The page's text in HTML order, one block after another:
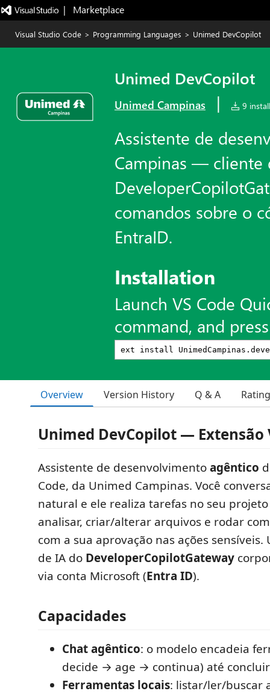
|   Marketplace
Visual Studio Code > Programming Languages > Unimed DevCopilot
Unimed DevCopilot
Unimed Campinas | 9
Assistente de
Campinas — cliente
comandos sobre o
EntraID.
Installation
Launch VS Code
command, and
Overview Version History Q & A
Unimed DevCopilot — Extensão
Assistente de desenvolvimentoagêntico
Code, da Unimed Campinas. Você
natural e ele realiza tarefas no seu
analisar, criar/alterar arquivos e rodar
com a sua aprovação nas ações sensíveis.
de IA do DeveloperCopilotGateway
via conta Microsoft (Entra ID).
Capacidades
Chat agêntico: o modelo encadeia
decide → age → continua) até
Ferramentas locais: listar/ler/buscar